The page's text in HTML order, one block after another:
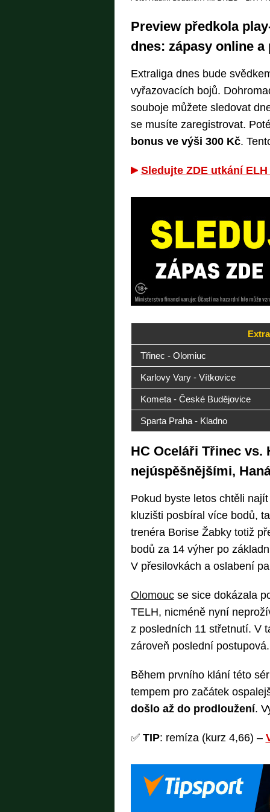
Preview předkola
dnes: zápasy online a
Extraliga dnes bude
vyřazovacích bojů.
souboje můžete sledovat
se musíte zaregistrovat.
bonus ve výši 300 Kč.
Sledujte ZDE utkání
Třinec - Olomiuc
Karlovy Vary - Vítkovice
Kometa - České Budějovice
Sparta Praha - Kladno
HC Oceláři Třinec vs.
nejúspěšnějšími,
Pokud byste letos chtěli
kluzišti posbíral více bodů,
trenéra Borise Žabky totiž
bodů za 14 výher po
V přesilovkách a oslabení
Olomoucse sice dokázala
TELH, nicméně nyní
z posledních 11 střetnutí. V
zároveň poslední postupová.
Během prvního klání této
tempem pro začátek
došlo až do prodloužení.
✅ TIP: remíza (kurz 4,66) –